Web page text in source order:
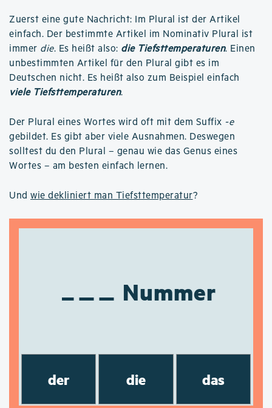
Zuerst eine gute Nachricht: Im Plural ist der Artikel
einfach. Der bestimmte Artikel im Nominativ Plural ist
immer die. Es heißt also: die Tiefsttemperaturen. Einen
unbestimmten Artikel für den Plural gibt es im
Deutschen nicht. Es heißt also zum Beispiel einfach
viele Tiefsttemperaturen.
Der Plural eines Wortes wird oft mit dem Suffix -e
gebildet. Es gibt aber viele Ausnahmen. Deswegen
solltest du den Plural – genau wie das Genus eines
Wortes – am besten einfach lernen.
Und wie dekliniert man Tiefsttemperatur?
Nummer
der die das